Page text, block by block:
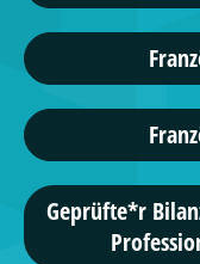
Geprüfte*r